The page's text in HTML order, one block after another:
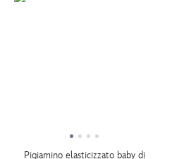
Pigiamino elasticizzato baby di